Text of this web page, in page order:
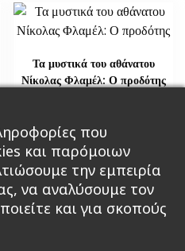
Τα μυστικά του αθάνατου
Νίκολας Φλαμέλ: Ο προδότης
Διαβάστε περισσότερα
που
και παρόμοιων
την εμπειρία
να αναλύσουμε τον
και για σκοπούς